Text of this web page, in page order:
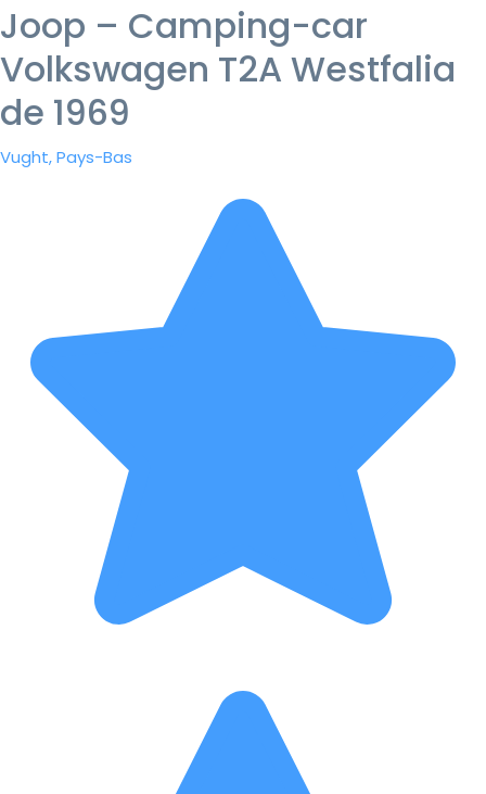
Joop – Camping-car
Volkswagen T2A Westfalia
de 1969
Vught, Pays-Bas